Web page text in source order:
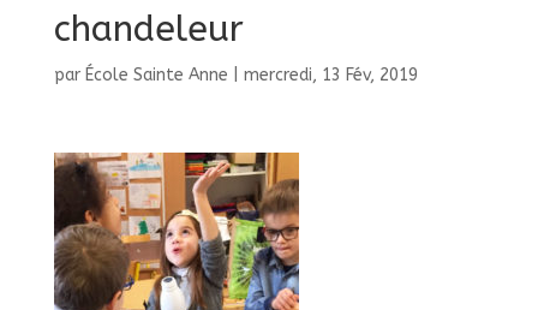
chandeleur
par École Sainte Anne mercredi, 13 Fév, 2019